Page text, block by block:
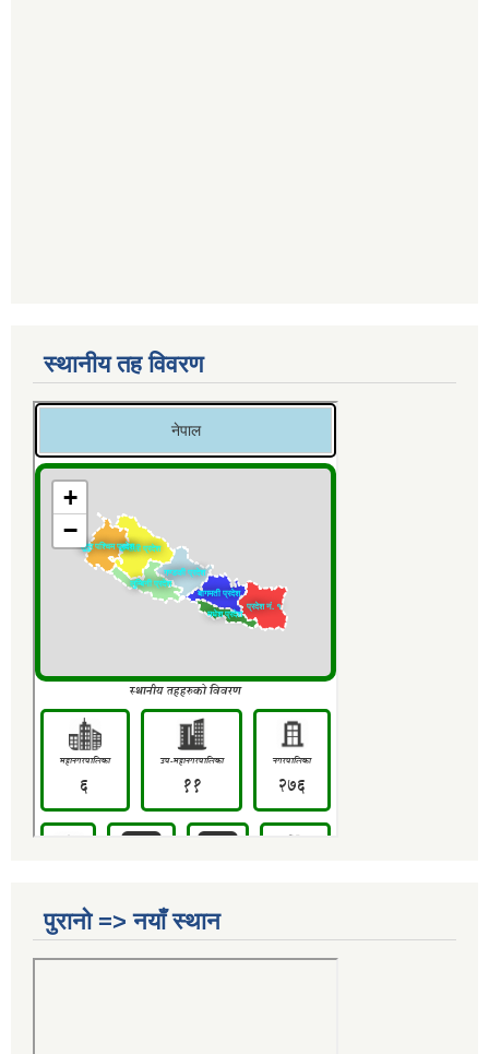
स्थानीय तह विवरण
पुरानो => नयाँ स्थान